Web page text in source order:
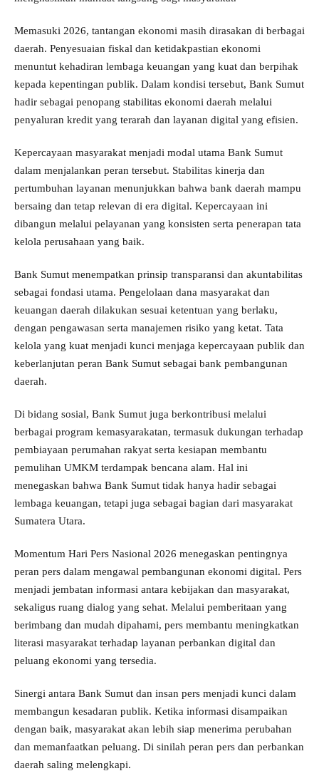
Memasuki 2026, tantangan ekonomi masih dirasakan di berbagai
daerah. Penyesuaian fiskal dan ketidakpastian ekonomi
menuntut kehadiran lembaga keuangan yang kuat dan berpihak
kepada kepentingan publik. Dalam kondisi tersebut, Bank Sumut
hadir sebagai penopang stabilitas ekonomi daerah melalui
penyaluran kredit yang terarah dan layanan digital yang efisien.
Kepercayaan masyarakat menjadi modal utama Bank Sumut
dalam menjalankan peran tersebut. Stabilitas kinerja dan
pertumbuhan layanan menunjukkan bahwa bank daerah mampu
bersaing dan tetap relevan di era digital. Kepercayaan ini
dibangun melalui pelayanan yang konsisten serta penerapan tata
kelola perusahaan yang baik.
Bank Sumut menempatkan prinsip transparansi dan akuntabilitas
sebagai fondasi utama. Pengelolaan dana masyarakat dan
keuangan daerah dilakukan sesuai ketentuan yang berlaku,
dengan pengawasan serta manajemen risiko yang ketat. Tata
kelola yang kuat menjadi kunci menjaga kepercayaan publik dan
keberlanjutan peran Bank Sumut sebagai bank pembangunan
daerah.
Di bidang sosial, Bank Sumut juga berkontribusi melalui
berbagai program kemasyarakatan, termasuk dukungan terhadap
pembiayaan perumahan rakyat serta kesiapan membantu
pemulihan UMKM terdampak bencana alam. Hal ini
menegaskan bahwa Bank Sumut tidak hanya hadir sebagai
lembaga keuangan, tetapi juga sebagai bagian dari masyarakat
Sumatera Utara.
Momentum Hari Pers Nasional 2026 menegaskan pentingnya
peran pers dalam mengawal pembangunan ekonomi digital. Pers
menjadi jembatan informasi antara kebijakan dan masyarakat,
sekaligus ruang dialog yang sehat. Melalui pemberitaan yang
berimbang dan mudah dipahami, pers membantu meningkatkan
literasi masyarakat terhadap layanan perbankan digital dan
peluang ekonomi yang tersedia.
Sinergi antara Bank Sumut dan insan pers menjadi kunci dalam
membangun kesadaran publik. Ketika informasi disampaikan
dengan baik, masyarakat akan lebih siap menerima perubahan
dan memanfaatkan peluang. Di sinilah peran pers dan perbankan
daerah saling melengkapi.